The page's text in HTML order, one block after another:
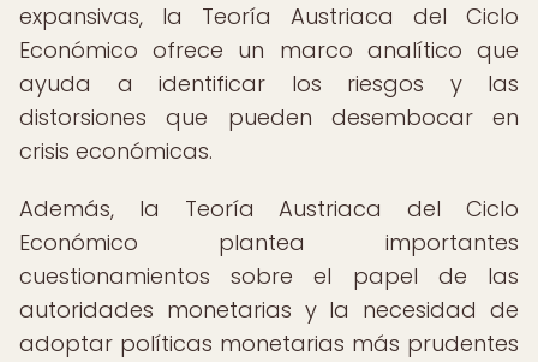
expansivas, la Teoría Austriaca del Ciclo
Económico ofrece un marco analítico que
ayuda a identificar los riesgos y las
distorsiones que pueden desembocar en
crisis económicas.
Además, la Teoría Austriaca del Ciclo
Económico plantea importantes
cuestionamientos sobre el papel de las
autoridades monetarias y la necesidad de
adoptar políticas monetarias más prudentes